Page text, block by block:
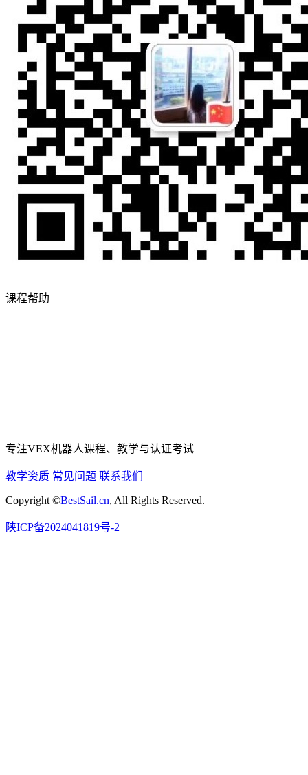
课程帮助
专注VEX机器人课程、教学与认证考试
教学资质 常见问题 联系我们
Copyright ©BestSail.cn, All Rights Reserved.
陕ICP备2024041819号-2